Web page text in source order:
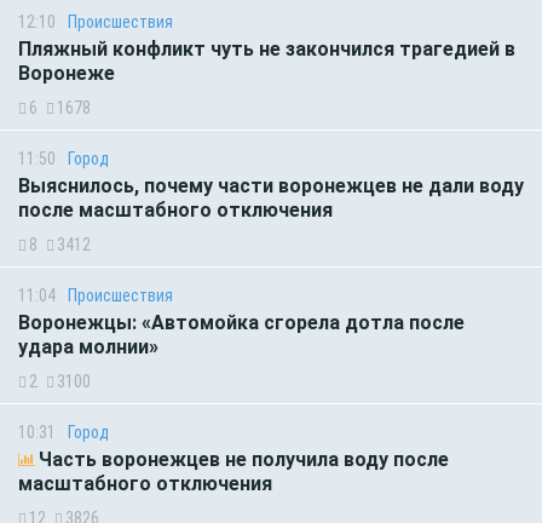
12:10 Происшествия
Пляжный конфликт чуть не закончился трагедией в
Воронеже
6 1678
11:50 Город
Выяснилось, почему части воронежцев не дали воду
после масштабного отключения
8 3412
11:04 Происшествия
Воронежцы: «Автомойка сгорела дотла после
удара молнии»
2 3100
10:31 Город
Часть воронежцев не получила воду после
масштабного отключения
12 3826